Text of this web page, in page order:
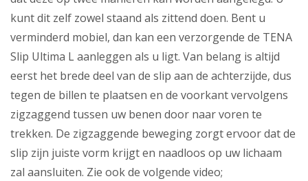
kunt dit zelf zowel staand als zittend doen. Bent u
verminderd mobiel, dan kan een verzorgende de TENA
Slip Ultima L aanleggen als u ligt. Van belang is altijd
eerst het brede deel van de slip aan de achterzijde, dus
tegen de billen te plaatsen en de voorkant vervolgens
zigzaggend tussen uw benen door naar voren te
trekken. De zigzaggende beweging zorgt ervoor dat de
slip zijn juiste vorm krijgt en naadloos op uw lichaam
zal aansluiten. Zie ook de volgende video;